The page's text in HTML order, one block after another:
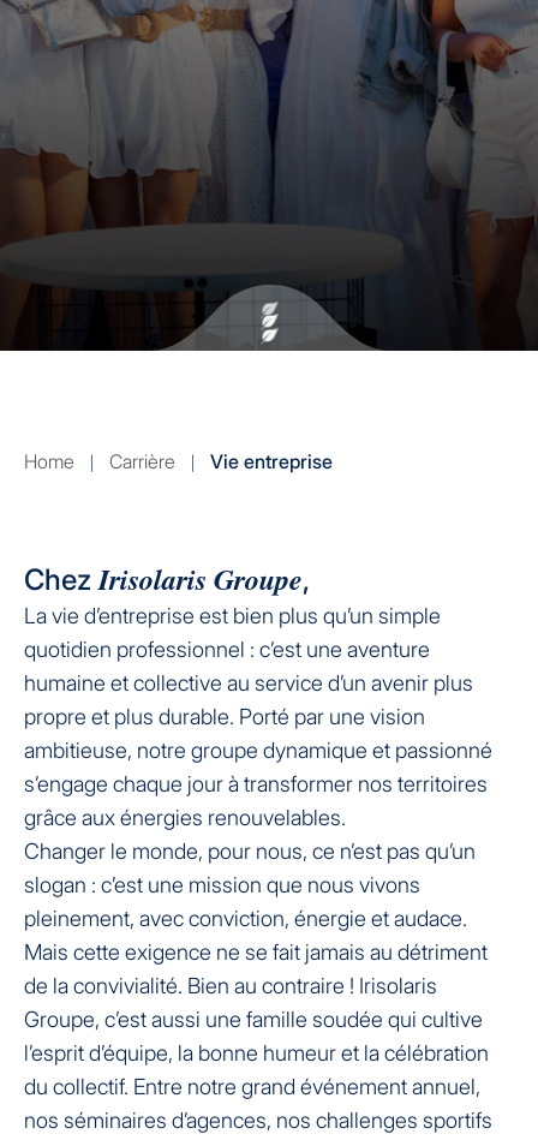
Home Carrière Vie entreprise
ChezIrisolaris Groupe,
La vie d’entreprise est bien plus qu’un simple
quotidien professionnel : c’est une aventure
humaine et collective au service d’un avenir plus
propre et plus durable. Porté par une vision
ambitieuse, notre groupe dynamique et passionné
s’engage chaque jour à transformer nos territoires
grâce aux énergies renouvelables.
Changer le monde, pour nous, ce n’est pas qu’un
slogan : c’est une mission que nous vivons
pleinement, avec conviction, énergie et audace.
Mais cette exigence ne se fait jamais au détriment
de la convivialité. Bien au contraire ! Irisolaris
Groupe, c’est aussi une famille soudée qui cultive
l’esprit d’équipe, la bonne humeur et la célébration
du collectif. Entre notre grand événement annuel,
nos séminaires d’agences, nos challenges sportifs